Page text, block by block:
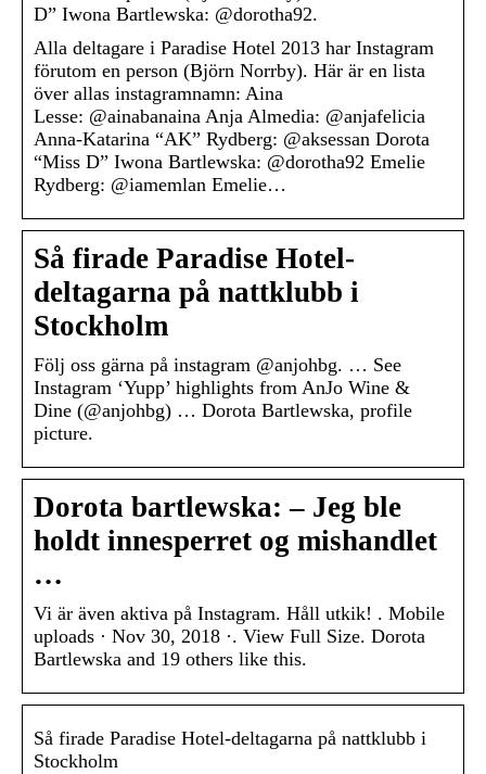
D” Iwona Bartlewska: @dorotha92.
Alla deltagare i Paradise Hotel 2013 har Instagram
förutom en person (Björn Norrby). Här är en lista
över allas instagramnamn: Aina
Lesse: @ainabanaina Anja Almedia: @anjafelicia
Anna-Katarina “AK” Rydberg: @aksessan Dorota
“Miss D” Iwona Bartlewska: @dorotha92 Emelie
Rydberg: @iamemlan Emelie…
Så firade Paradise Hotel-
deltagarna på nattklubb i
Stockholm
Följ oss gärna på instagram @anjohbg. … See
Instagram ‘Yupp’ highlights from AnJo Wine &
Dine (@anjohbg) … Dorota Bartlewska, profile
picture.
Dorota bartlewska: – Jeg ble
holdt innesperret og mishandlet
…
Vi är även aktiva på Instagram. Håll utkik! . Mobile
uploads · Nov 30, 2018 ·. View Full Size. Dorota
Bartlewska and 19 others like this.
Så firade Paradise Hotel-deltagarna på nattklubb i
Stockholm